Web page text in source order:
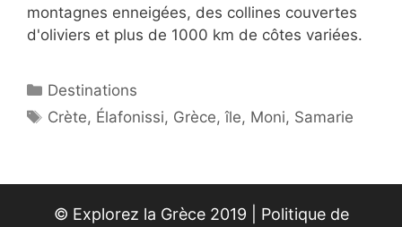
montagnes enneigées, des collines couvertes
d'oliviers et plus de 1000 km de côtes variées.
Catégories
Destinations
Étiquettes
Crète, Élafonissi, Grèce,île, Moni, Samarie
© Explorez la Grèce 2019 | Politique de